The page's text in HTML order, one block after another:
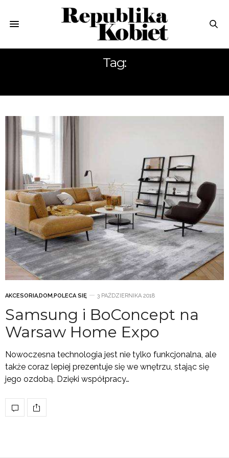
Tag:
AKCESORIA,DOM,POLECA SIĘ 3 PAŹDZIERNIKA 2018
Samsung i BoConcept na
Warsaw Home Expo
Nowoczesna technologia jest nie tylko funkcjonalna, ale
także coraz lepiej prezentuje się we wnętrzu, stając się
jego ozdobą. Dzięki współpracy…